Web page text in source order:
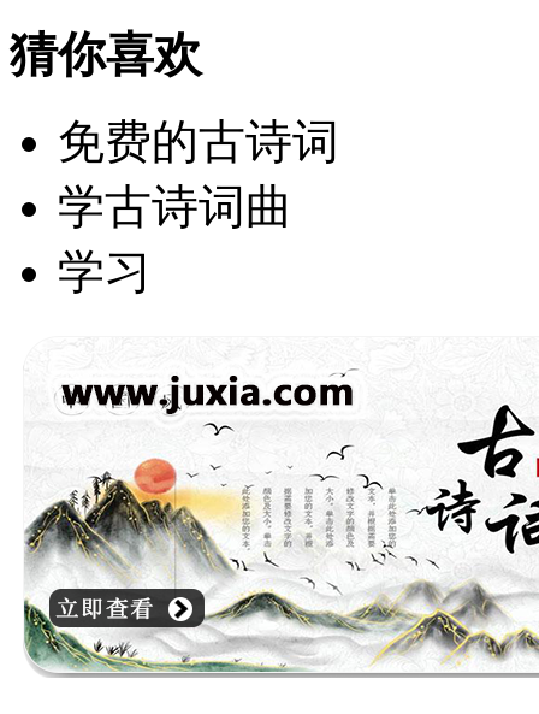
猜你喜欢
免费的古诗词
学古诗词曲
学习